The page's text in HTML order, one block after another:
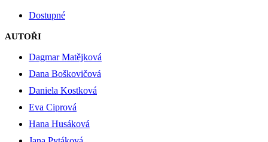
Dostupné
AUTOŘI
Dagmar Matějková
Dana Boškovičová
Daniela Kostková
Eva Ciprová
Hana Husáková